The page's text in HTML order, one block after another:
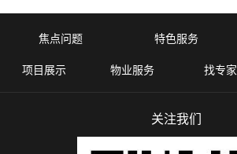
焦点问题 特色服务
项目展示 物业服务 找专家
关注我们